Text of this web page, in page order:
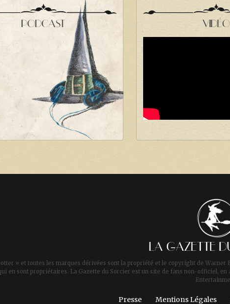
PODCAST VIDÉO
LA GAZETTE
» et toutes les marques dérivées sont la propriété et le copyright de Warner
en sont propriétaires. La Gazette du Sorcier est un site de fans non-officiel,
Presse Mentions Légales